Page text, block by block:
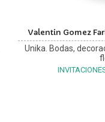
Valentin Gomez
Unika. Bodas,